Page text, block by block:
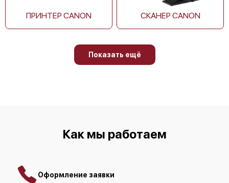
Canon imagePROGRAF TM-350
ПРИНТЕР CANON СКАНЕР CANON
Показать ещё
Как мы работаем
Оформление заявки